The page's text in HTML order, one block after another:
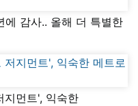
에 감사.. 올해 더 특별한
지먼트', 익숙한